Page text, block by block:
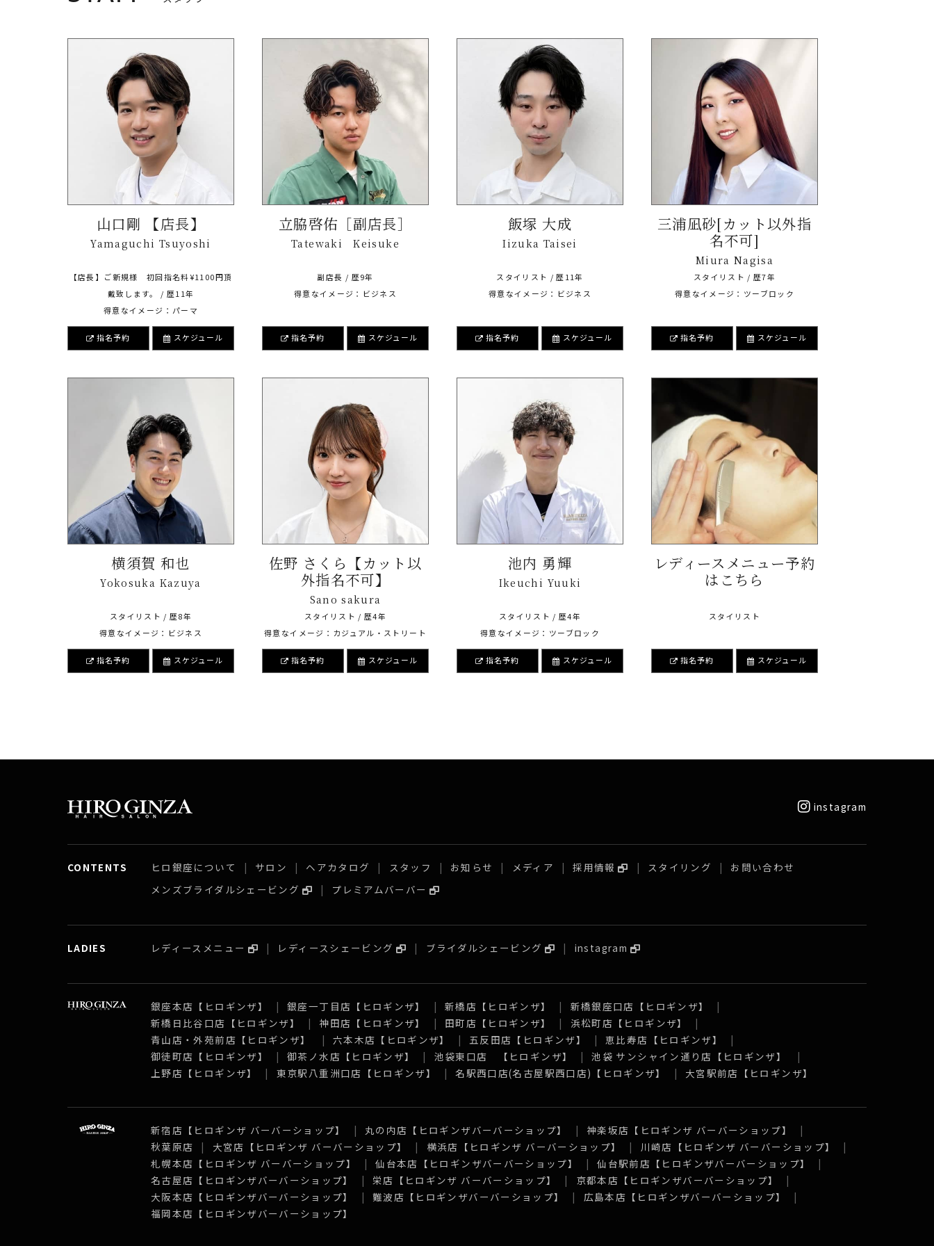
山口剛 【店長】
Yamaguchi Tsuyoshi
【店長】ご新規様 初回指名料¥1100円頂
戴致します。 / 歴11年
得意なイメージ：パーマ
指名予約 スケジュール
立脇啓佑［副店長］
Tatewaki Keisuke
副店長 / 歴9年
得意なイメージ：ビジネス
指名予約 スケジュール
飯塚 大成
Iizuka Taisei
スタイリスト / 歴11年
得意なイメージ：ビジネス
指名予約 スケジュール
三浦凪砂[カット以外指
名不可]
Miura Nagisa
スタイリスト / 歴7年
得意なイメージ：ツーブロック
指名予約 スケジュール
横須賀 和也
Yokosuka Kazuya
スタイリスト / 歴8年
得意なイメージ：ビジネス
指名予約 スケジュール
佐野 さくら【カット以
外指名不可】
Sano sakura
スタイリスト / 歴4年
得意なイメージ：カジュアル・ストリート
指名予約 スケジュール
池内 勇輝
Ikeuchi Yuuki
スタイリスト / 歴4年
得意なイメージ：ツーブロック
指名予約 スケジュール
レディースメニュー予約
はこちら
スタイリスト
指名予約 スケジュール
instagram
CONTENTS ヒロ銀座について サロン ヘアカタログ スタッフ お知らせ メディア 採用情報 スタイリング
お問い合わせ
メンズブライダルシェービング
プレミアムバーバー
LADIES レディースメニュー レディースシェービング ブライダルシェービング instagram
銀座本店【ヒロギンザ】 銀座一丁目店【ヒロギンザ】 新橋店【ヒロギンザ】
新橋銀座口店【ヒロギンザ】
新橋日比谷口店【ヒロギンザ】
神田店【ヒロギンザ】 田町店【ヒロギンザ】
浜松町店【ヒロギンザ】
青山店・外苑前店【ヒロギンザ】
六本木店【ヒロギンザ】 五反田店【ヒロギンザ】
恵比寿店【ヒロギンザ】
御徒町店【ヒロギンザ】
御茶ノ水店【ヒロギンザ】 池袋東口店 【ヒロギンザ】
池袋 サンシャイン通り店【ヒロギンザ】
上野店【ヒロギンザ】
東京駅八重洲口店【ヒロギンザ】 名駅西口店(名古屋駅西口店)【ヒロギンザ】 大宮駅前店【ヒロギンザ】
新宿店【ヒロギンザ バーバーショップ】 丸の内店【ヒロギンザバーバーショップ】
神楽坂店【ヒロギンザ バーバーショップ】
秋葉原店
大宮店【ヒロギンザ バーバーショップ】 横浜店【ヒロギンザ バーバーショップ】
川崎店【ヒロギンザ バーバーショップ】
札幌本店【ヒロギンザ バーバーショップ】
仙台本店【ヒロギンザバーバーショップ】
仙台駅前店【ヒロギンザバーバーショップ】
名古屋店【ヒロギンザバーバーショップ】
栄店【ヒロギンザ バーバーショップ】
京都本店【ヒロギンザバーバーショップ】
大阪本店【ヒロギンザバーバーショップ】
難波店【ヒロギンザバーバーショップ】
広島本店【ヒロギンザバーバーショップ】
福岡本店【ヒロギンザバーバーショップ】